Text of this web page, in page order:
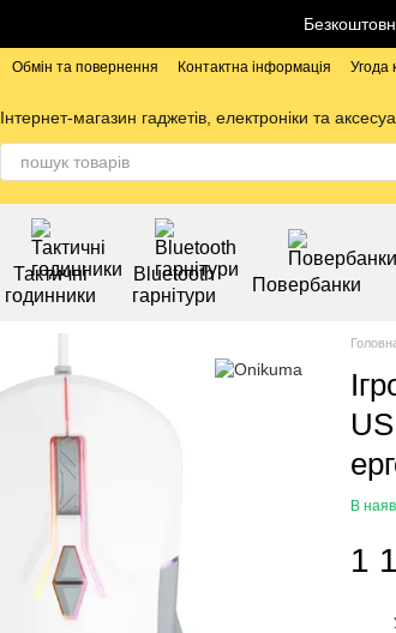
Обмін та повернення Контактна інформація Угода
Інтернет-магазин гаджетів, електроніки та
Тактичні
годинники
Bluetooth
гарнітури
Повербанки
В
1